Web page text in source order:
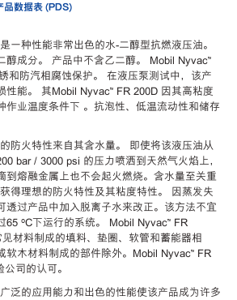
品数据表 (PDS)
一种性能非常出色的水-二醇型抗燃液压油。
醇成分。 产品中不含乙二醇。 Mobil Nyvac™
和防汽相腐蚀保护。 在液压泵测试中，该产
性能。 其Mobil Nyvac™ FR 200D 因其高粘度
作业温度条件下 。抗泡性、低温流动性和储存
的防火特性来自其含水量。 即使将该液压油从
bar / 3000 psi 的压力喷洒到天然气火焰上，
到熔融金属上也不会起火燃烧。含水量至关重
得理想的防火特性及其粘度特性。 因蒸发失
透过产品中加入脱离子水来改正。该方法不宜
65 ºC下运行的系统。 Mobil Nyvac™ FR
材料制成的填料、垫圈、软管和蓄能器相
木材料制成的部件除外。 Mobil Nyvac™ FR
司的认可。
广泛的应用能力和出色的性能使该产品成为许多